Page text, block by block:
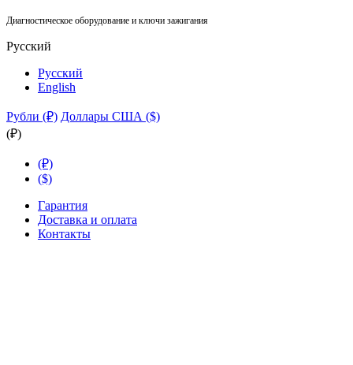
Диагностическое оборудование и ключи зажигания
Русский
Русский
English
Рубли (₽) Доллары США ($)
(₽)
(₽)
($)
Гарантия
Доставка и оплата
Контакты